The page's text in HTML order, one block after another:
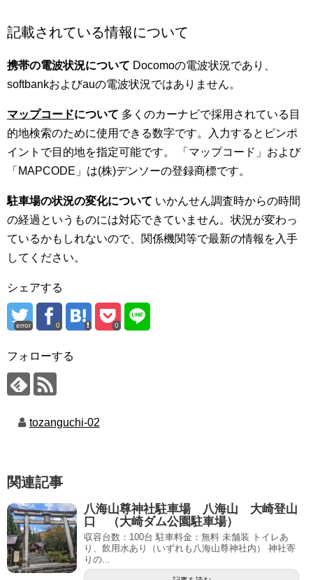
記載されている情報について
携帯の電波状況について Docomoの電波状況であり、
softbankおよびauの電波状況ではありません。
マップコードについて 多くのカーナビで採用されている目
的地検索のために使用できる数字です。入力するとピンポ
イントで目的地を指定可能です。 「マップコード」および
「MAPCODE」は(株)デンソーの登録商標です。
駐車場の状況の変化について いかんせん調査時からの時間
の経過というものには対応できていません。状況が変わっ
ているかもしれないので、関係機関等で最新の情報を入手
してください。
シェアする
error 0 0
フォローする
tozanguchi-02
関連記事
八海山尊神社駐車場 八海山 大崎登山
口 （大崎ダム公園駐車場）
収容台数：100台 駐車料金：無料 未舗装 トイレあ
り、飲用水あり（いずれも八海山尊神社内） 神社寄
りの...